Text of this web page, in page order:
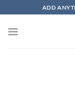
al
contenido
ADD